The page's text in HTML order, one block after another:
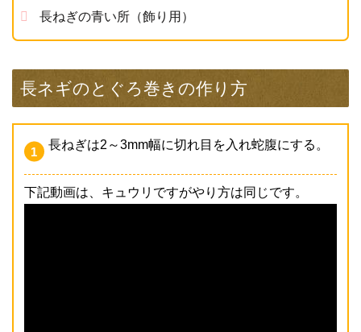
長ねぎの青い所（飾り用）
長ネギのとぐろ巻きの作り方
長ねぎは2～3mm幅に切れ目を入れ蛇腹にする。
下記動画は、キュウリですがやり方は同じです。